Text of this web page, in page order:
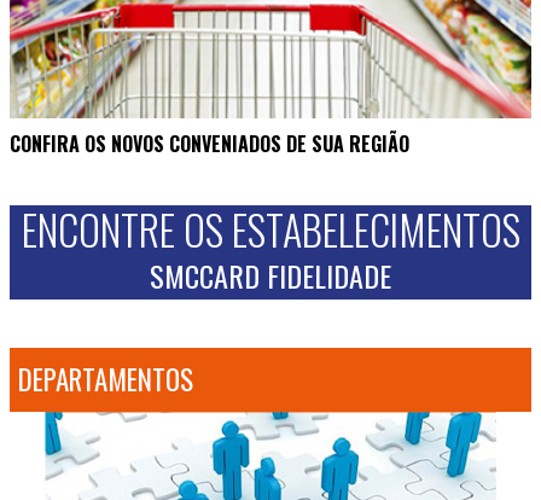
CONFIRA OS NOVOS CONVENIADOS DE SUA REGIÃO
ENCONTRE OS ESTABELECIMENTOS
SMCCARD FIDELIDADE
DEPARTAMENTOS